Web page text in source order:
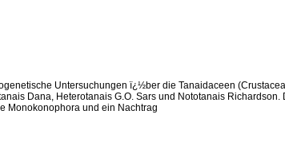
Untersuchungen ï¿½ber die Tanaidaceen
Dana, Heterotanais G.O. Sars und Nototanais Richardson.
Monokonophora und ein Nachtrag